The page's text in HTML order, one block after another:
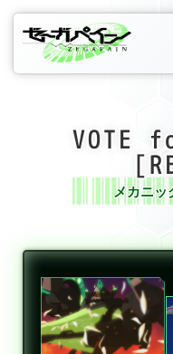
VOTE
メカニッ